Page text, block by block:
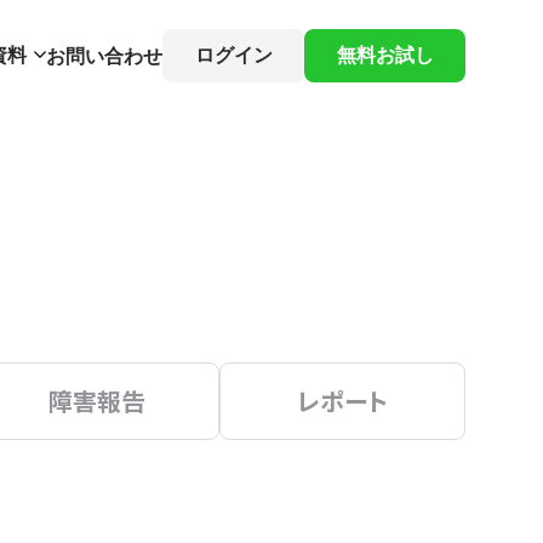
料 お問い合わせ ログイン 無料お試し
障害報告 レポート